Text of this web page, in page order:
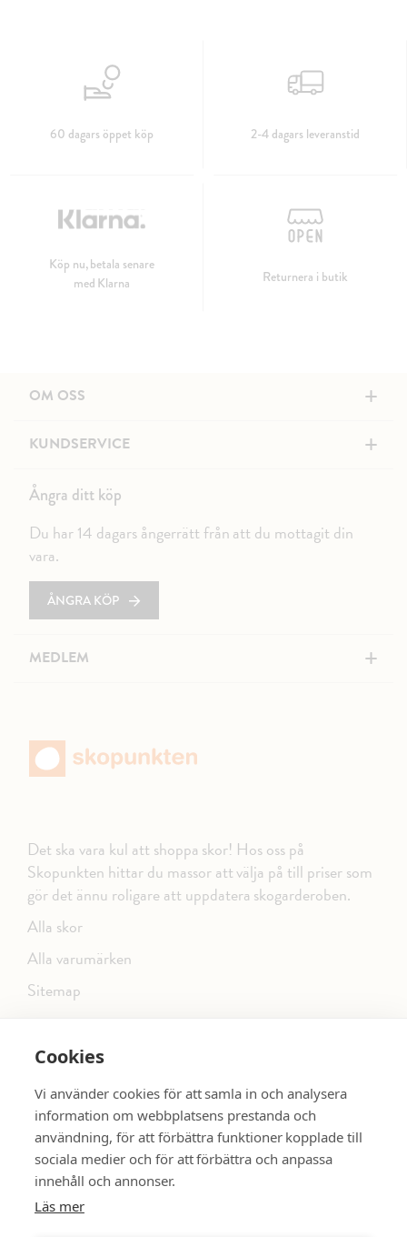
Cookies
Vi använder cookies för att samla in och analysera
information om webbplatsens prestanda och
användning, för att förbättra funktioner kopplade till
sociala medier och för att förbättra och anpassa
innehåll och annonser.
Läs mer
60 dagars öppet köp 2-4 dagars leveranstid
Köp nu, betala senare
med Klarna
Returnera i butik
OM OSS +
KUNDSERVICE +
Ångra ditt köp
Du har 14 dagars ångerrätt från att du mottagit din
vara.
ÅNGRA KÖP
MEDLEM +
Det ska vara kul att shoppa skor! Hos oss på
Skopunkten hittar du massor att välja på till priser som
gör det ännu roligare att uppdatera skogarderoben.
Alla skor
Alla varumärken
Sitemap
FÖLJ OSS PÅ SOCIALA MEDIER
SE MER SKOR: dinsko.se